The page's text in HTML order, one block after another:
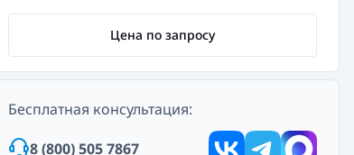
Цена по запросу
Бесплатная консультация:
8 (800) 505 7867